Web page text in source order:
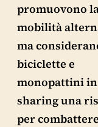
promuovono
mobilità
ma
biciclette e
monopattini in
sharing una
per